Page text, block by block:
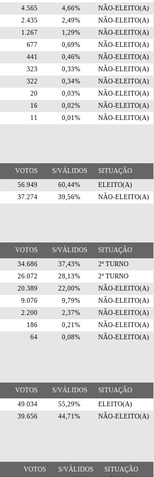
4.565 4,66%
NÃO-ELEITO(A)
2.435 2,49%
NÃO-ELEITO(A)
1.267 1,29%
NÃO-ELEITO(A)
677 0,69%
NÃO-ELEITO(A)
441 0,46%
NÃO-ELEITO(A)
323 0,33%
NÃO-ELEITO(A)
322 0,34%
NÃO-ELEITO(A)
20 0,03%
NÃO-ELEITO(A)
16 0,02%
NÃO-ELEITO(A)
11 0,01% NÃO-ELEITO(A)
VOTOS S/VÁLIDOS SITUAÇÃO
56.949 60,44%
ELEITO(A)
37.274 39,56% NÃO-ELEITO(A)
VOTOS S/VÁLIDOS SITUAÇÃO
34.686 37,43%
2º TURNO
26.072 28,13%
2º TURNO
20.389 22,00%
NÃO-ELEITO(A)
9.076 9,79%
NÃO-ELEITO(A)
2.200 2,37%
NÃO-ELEITO(A)
186 0,21%
NÃO-ELEITO(A)
64 0,08% NÃO-ELEITO(A)
VOTOS S/VÁLIDOS SITUAÇÃO
49.034 55,29%
ELEITO(A)
39.656 44,71% NÃO-ELEITO(A)
VOTOS S/VÁLIDOS SITUAÇÃO